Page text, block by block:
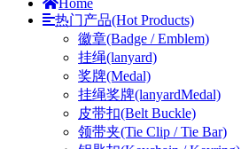
Home
热门产品(Hot Products)
徽章(Badge / Emblem)
挂绳(lanyard)
奖牌(Medal)
挂绳奖牌(lanyardMedal)
皮带扣(Belt Buckle)
领带夹(Tie Clip / Tie Bar)